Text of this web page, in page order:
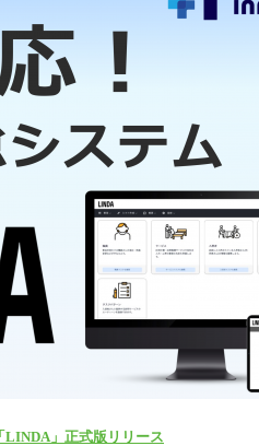
LINDA」正式版リリース